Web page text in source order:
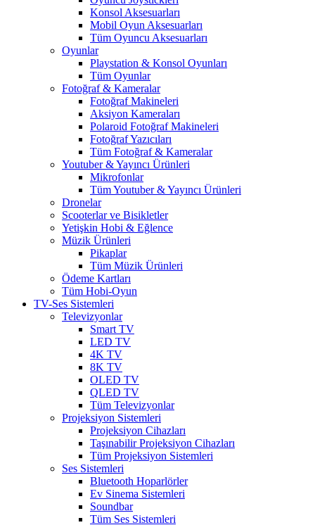
Konsol Aksesuarları
Mobil Oyun Aksesuarları
Tüm Oyuncu Aksesuarları
Oyunlar
Playstation & Konsol Oyunları
Tüm Oyunlar
Fotoğraf & Kameralar
Fotoğraf Makineleri
Aksiyon Kameraları
Polaroid Fotoğraf Makineleri
Fotoğraf Yazıcıları
Tüm Fotoğraf & Kameralar
Youtuber & Yayıncı Ürünleri
Mikrofonlar
Tüm Youtuber & Yayıncı Ürünleri
Dronelar
Scooterlar ve Bisikletler
Yetişkin Hobi & Eğlence
Müzik Ürünleri
Pikaplar
Tüm Müzik Ürünleri
Ödeme Kartları
Tüm Hobi-Oyun
TV-Ses Sistemleri
Televizyonlar
Smart TV
LED TV
4K TV
8K TV
OLED TV
QLED TV
Tüm Televizyonlar
Projeksiyon Sistemleri
Projeksiyon Cihazları
Taşınabilir Projeksiyon Cihazları
Tüm Projeksiyon Sistemleri
Ses Sistemleri
Bluetooth Hoparlörler
Ev Sinema Sistemleri
Soundbar
Tüm Ses Sistemleri